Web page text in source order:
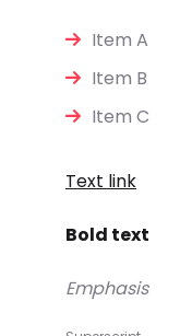
Item A
Item B
Item C
Text link
Bold text
Emphasis